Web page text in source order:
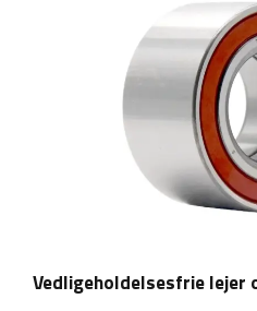
Vedligeholdelsesfrie lejer